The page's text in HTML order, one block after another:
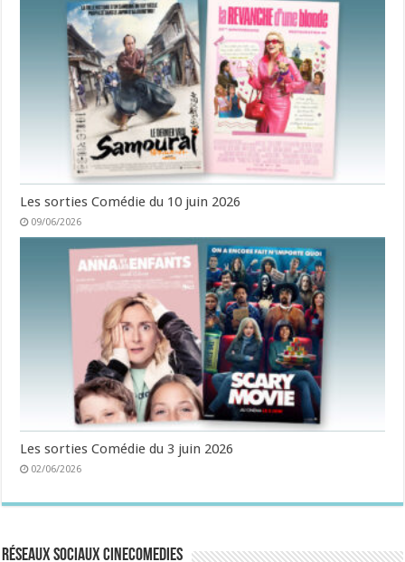
Les sorties Comédie du 10 juin 2026
09/06/2026
Les sorties Comédie du 3 juin 2026
02/06/2026
Réseaux sociaux CineComedies